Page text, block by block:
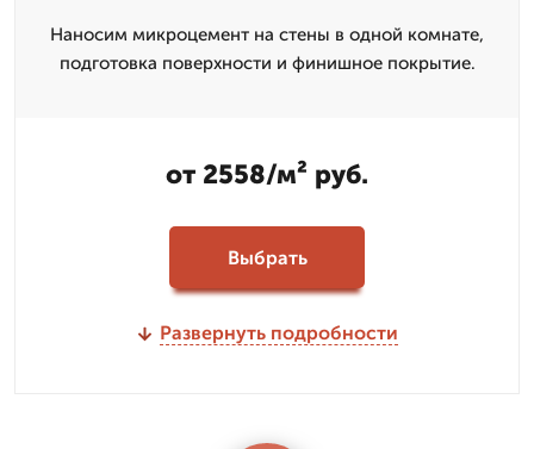
Наносим микроцемент на стены в одной комнате,
подготовка поверхности и финишное покрытие.
от 2558/м² руб.
Выбрать
Развернуть подробности